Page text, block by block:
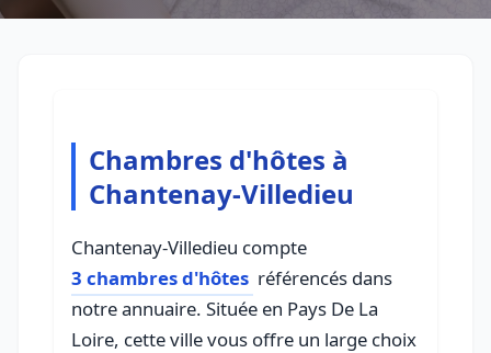
Chambres d'hôtes à
Chantenay-Villedieu
Chantenay-Villedieu compte
3 chambres d'hôtes référencés dans
notre annuaire. Située en Pays De La
Loire, cette ville vous offre un large choix